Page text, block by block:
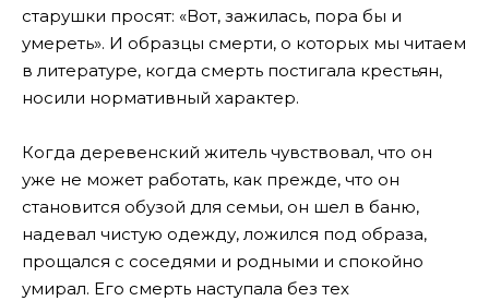
старушки просят: «Вот, зажилась, пора бы и
умереть». И образцы смерти, о которых мы читаем
в литературе, когда смерть постигала крестьян,
носили нормативный характер.
Когда деревенский житель чувствовал, что он
уже не может работать, как прежде, что он
становится обузой для семьи, он шел в баню,
надевал чистую одежду, ложился под образа,
прощался с соседями и родными и спокойно
умирал. Его смерть наступала без тех